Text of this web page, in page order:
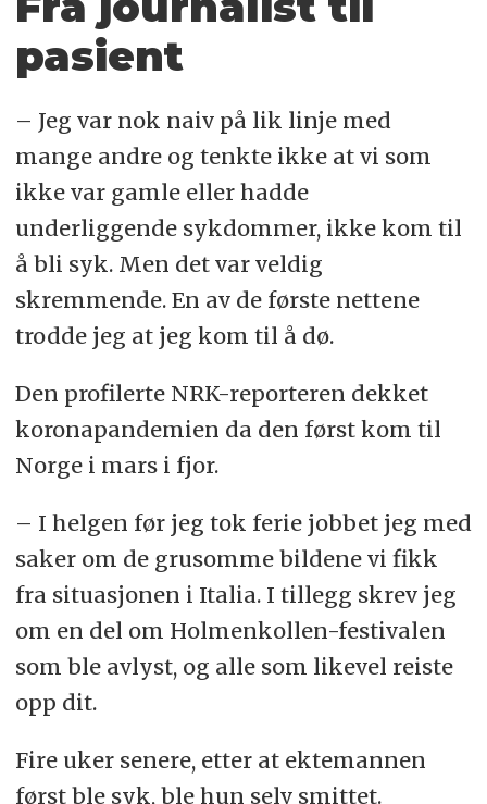
pasient
– Jeg var nok naiv på lik linje med
mange andre og tenkte ikke at vi som
ikke var gamle eller hadde
underliggende sykdommer, ikke kom til
å bli syk. Men det var veldig
skremmende. En av de første nettene
trodde jeg at jeg kom til å dø.
Den profilerte NRK-reporteren dekket
koronapandemien da den først kom til
Norge i mars i fjor.
– I helgen før jeg tok ferie jobbet jeg med
saker om de grusomme bildene vi fikk
fra situasjonen i Italia. I tillegg skrev jeg
om en del om Holmenkollen-festivalen
som ble avlyst, og alle som likevel reiste
opp dit.
Fire uker senere, etter at ektemannen
først ble syk, ble hun selv smittet.